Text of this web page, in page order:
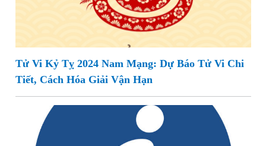
Tử Vi Kỷ Tỵ 2024 Nam Mạng: Dự Báo Tử Vi Chi
Tiết, Cách Hóa Giải Vận Hạn